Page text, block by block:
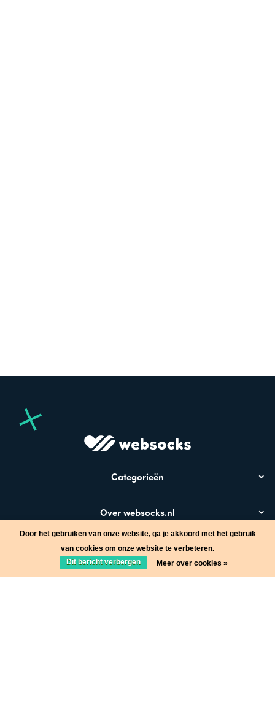
Categorieën
Over websocks.nl
Bezoek ook
Door het gebruiken van onze website, ga je akkoord met het gebruik
van cookies om onze website te verbeteren.
Dit bericht verbergen
Meer over cookies »